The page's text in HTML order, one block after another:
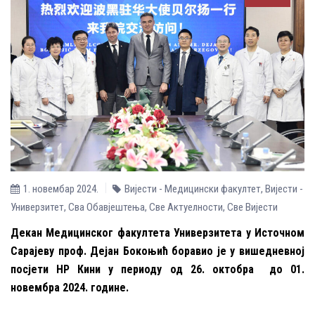
1. новембар 2024. Вијести - Медицински факултет, Вијести -
Универзитет, Сва Обавјештења, Све Aктуелности, Све Вијести
Декан Mедицинског факултета Универзитета у Источном
Сарајеву проф. Дејан Бокоњић боравио је у вишедневној
посјети НР Кини у периоду од 26. октобра до 01.
новембра 2024. године.